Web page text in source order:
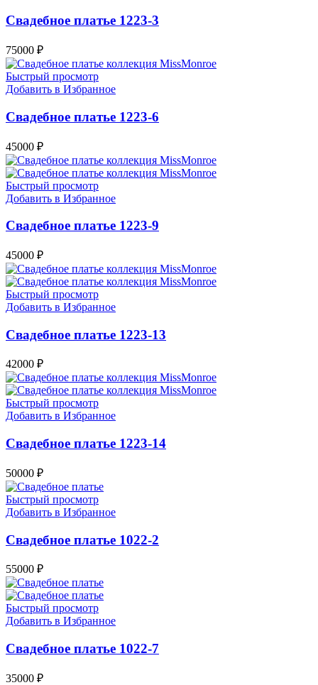
Свадебное платье 1223-3
75000 ₽
Быстрый просмотр
Добавить в Избранное
Свадебное платье 1223-6
45000 ₽
Быстрый просмотр
Добавить в Избранное
Свадебное платье 1223-9
45000 ₽
Быстрый просмотр
Добавить в Избранное
Свадебное платье 1223-13
42000 ₽
Быстрый просмотр
Добавить в Избранное
Свадебное платье 1223-14
50000 ₽
Быстрый просмотр
Добавить в Избранное
Свадебное платье 1022-2
55000 ₽
Быстрый просмотр
Добавить в Избранное
Свадебное платье 1022-7
35000 ₽